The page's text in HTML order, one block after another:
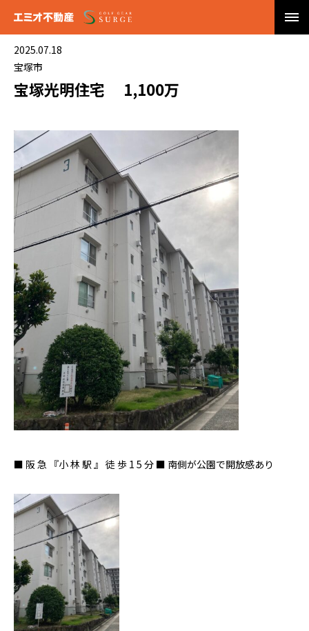
2025.07.18
宝塚市
宝塚光明住宅 1,100万
■ 阪 急 『小 林 駅 』 徒 歩 1 5 分 ■ 南側が公園で開放感あり